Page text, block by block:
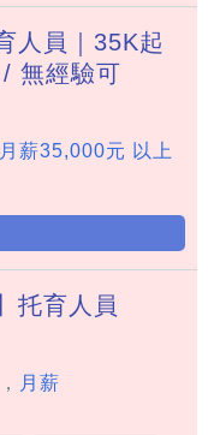
人員｜35K起
無經驗可
月薪35,000元 以上
托育人員
月薪